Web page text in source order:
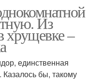
Из
хрущевке –
единственная
бы, такому